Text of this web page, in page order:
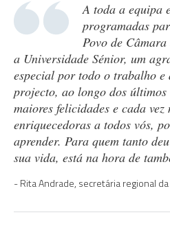
A toda a equipa
programadas
Povo de
a Universidade Sénior, um
especial por todo o trabalho e
projecto, ao longo dos últimos
maiores felicidades e cada
enriquecedoras a todos vós,
aprender. Para quem tanto
sua vida, está na hora de
Rita Andrade, secretária regional